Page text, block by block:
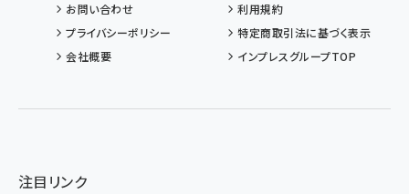
お問い合わせ
利用規約
プライバシーポリシー
特定商取引法に基づく表示
会社概要
インプレスグループTOP
注目リンク